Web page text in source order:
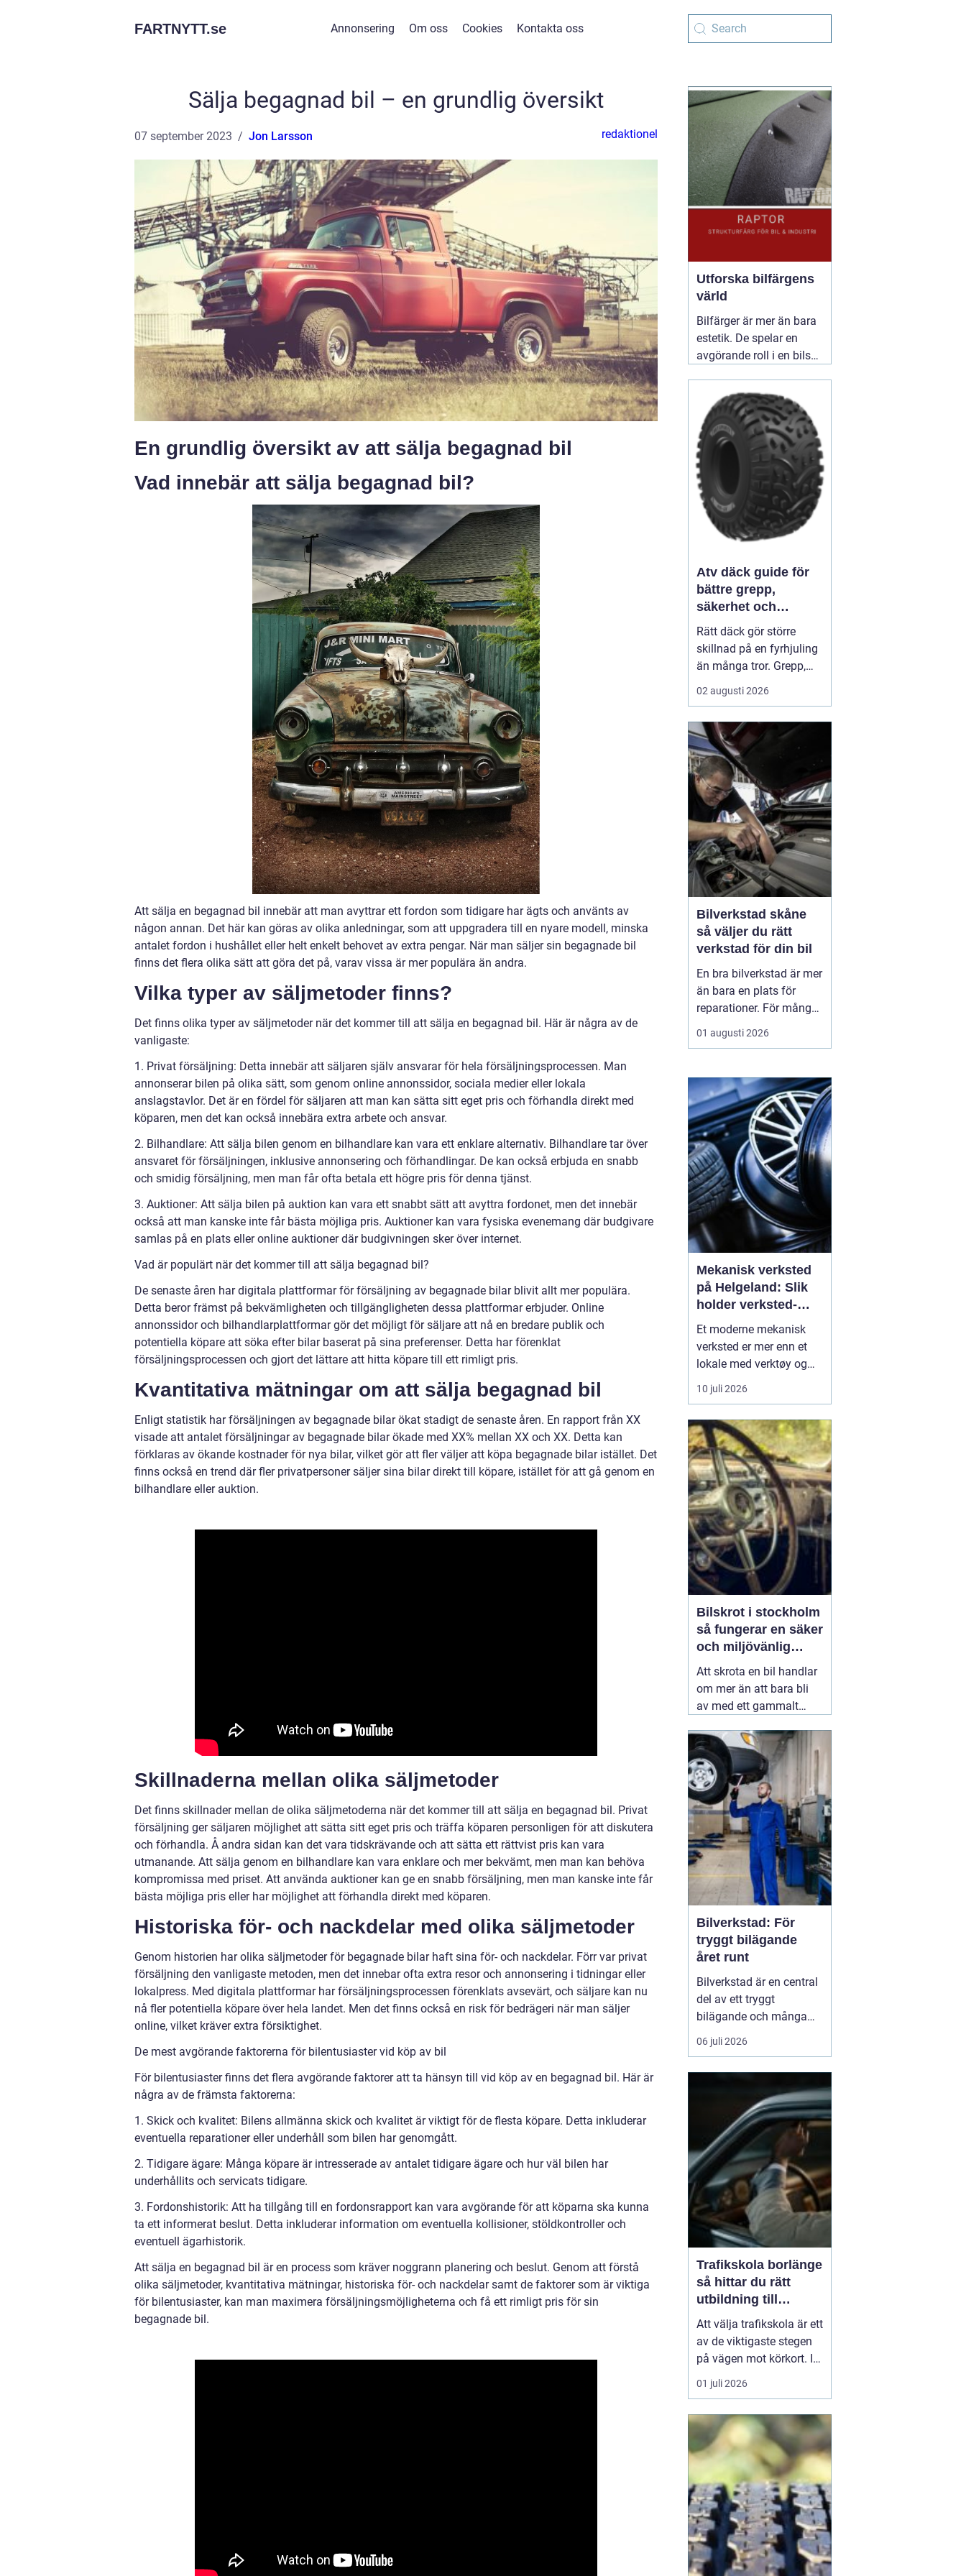
FARTNYTT.se Annonsering Om oss Cookies Kontakta oss
Sälja begagnad bil – en grundlig översikt
07 september 2023 Jon Larsson redaktionel
En grundlig översikt av att sälja begagnad bil
Vad innebär att sälja begagnad bil?
Att sälja en begagnad bil innebär att man avyttrar ett fordon som tidigare har ägts och använts av
någon annan. Det här kan göras av olika anledningar, som att uppgradera till en nyare modell, minska
antalet fordon i hushållet eller helt enkelt behovet av extra pengar. När man säljer sin begagnade bil
finns det flera olika sätt att göra det på, varav vissa är mer populära än andra.
Vilka typer av säljmetoder finns?
Det finns olika typer av säljmetoder när det kommer till att sälja en begagnad bil. Här är några av de
vanligaste:
1. Privat försäljning: Detta innebär att säljaren själv ansvarar för hela försäljningsprocessen. Man
annonserar bilen på olika sätt, som genom online annonssidor, sociala medier eller lokala
anslagstavlor. Det är en fördel för säljaren att man kan sätta sitt eget pris och förhandla direkt med
köparen, men det kan också innebära extra arbete och ansvar.
2. Bilhandlare: Att sälja bilen genom en bilhandlare kan vara ett enklare alternativ. Bilhandlare tar över
ansvaret för försäljningen, inklusive annonsering och förhandlingar. De kan också erbjuda en snabb
och smidig försäljning, men man får ofta betala ett högre pris för denna tjänst.
3. Auktioner: Att sälja bilen på auktion kan vara ett snabbt sätt att avyttra fordonet, men det innebär
också att man kanske inte får bästa möjliga pris. Auktioner kan vara fysiska evenemang där budgivare
samlas på en plats eller online auktioner där budgivningen sker över internet.
Vad är populärt när det kommer till att sälja begagnad bil?
De senaste åren har digitala plattformar för försäljning av begagnade bilar blivit allt mer populära.
Detta beror främst på bekvämligheten och tillgängligheten dessa plattformar erbjuder. Online
annonssidor och bilhandlarplattformar gör det möjligt för säljare att nå en bredare publik och
potentiella köpare att söka efter bilar baserat på sina preferenser. Detta har förenklat
försäljningsprocessen och gjort det lättare att hitta köpare till ett rimligt pris.
Kvantitativa mätningar om att sälja begagnad bil
Enligt statistik har försäljningen av begagnade bilar ökat stadigt de senaste åren. En rapport från XX
visade att antalet försäljningar av begagnade bilar ökade med XX% mellan XX och XX. Detta kan
förklaras av ökande kostnader för nya bilar, vilket gör att fler väljer att köpa begagnade bilar istället. Det
finns också en trend där fler privatpersoner säljer sina bilar direkt till köpare, istället för att gå genom en
bilhandlare eller auktion.
Skillnaderna mellan olika säljmetoder
Det finns skillnader mellan de olika säljmetoderna när det kommer till att sälja en begagnad bil. Privat
försäljning ger säljaren möjlighet att sätta sitt eget pris och träffa köparen personligen för att diskutera
och förhandla. Å andra sidan kan det vara tidskrävande och att sätta ett rättvist pris kan vara
utmanande. Att sälja genom en bilhandlare kan vara enklare och mer bekvämt, men man kan behöva
kompromissa med priset. Att använda auktioner kan ge en snabb försäljning, men man kanske inte får
bästa möjliga pris eller har möjlighet att förhandla direkt med köparen.
Historiska för- och nackdelar med olika säljmetoder
Genom historien har olika säljmetoder för begagnade bilar haft sina för- och nackdelar. Förr var privat
försäljning den vanligaste metoden, men det innebar ofta extra resor och annonsering i tidningar eller
lokalpress. Med digitala plattformar har försäljningsprocessen förenklats avsevärt, och säljare kan nu
nå fler potentiella köpare över hela landet. Men det finns också en risk för bedrägeri när man säljer
online, vilket kräver extra försiktighet.
De mest avgörande faktorerna för bilentusiaster vid köp av bil
För bilentusiaster finns det flera avgörande faktorer att ta hänsyn till vid köp av en begagnad bil. Här är
några av de främsta faktorerna:
1. Skick och kvalitet: Bilens allmänna skick och kvalitet är viktigt för de flesta köpare. Detta inkluderar
eventuella reparationer eller underhåll som bilen har genomgått.
2. Tidigare ägare: Många köpare är intresserade av antalet tidigare ägare och hur väl bilen har
underhållits och servicats tidigare.
3. Fordonshistorik: Att ha tillgång till en fordonsrapport kan vara avgörande för att köparna ska kunna
ta ett informerat beslut. Detta inkluderar information om eventuella kollisioner, stöldkontroller och
eventuell ägarhistorik.
Att sälja en begagnad bil är en process som kräver noggrann planering och beslut. Genom att förstå
olika säljmetoder, kvantitativa mätningar, historiska för- och nackdelar samt de faktorer som är viktiga
för bilentusiaster, kan man maximera försäljningsmöjligheterna och få ett rimligt pris för sin
begagnade bil.
Utforska bilfärgens
värld
Bilfärger är mer än bara
estetik. De spelar en
avgörande roll i en bils
man ser en blank röd
sportbil susa förbi,
väcker den en viss
känsla - spänning,
passion, hastighet.03
augusti 2026
Atv däck guide för
bättre grepp,
säkerhet och
körglädje
Rätt däck gör större
skillnad på en fyrhjuling
än många tror. Grepp,
komfort, stabilitet och
hur snabbt däcken slits
vilket mönster, vilken
dimension och vilket
lufttryck som används.
För arbete på gården, lek
i skogen eller kö...
02 augusti 2026
Bilverkstad skåne
så väljer du rätt
verkstad för din bil
En bra bilverkstad är mer
än bara en plats för
reparationer. För många
bilägare i Skåne handlar
valet av verkstad om
säkra resor året runt och
ett rimligt bilägande över
tid. När servicen sköts i
rätt tid, med rätt kunskap
och rä...
01 augusti 2026
Mekanisk verksted
på Helgeland: Slik
holder verksted-
maskiner i gang
Et moderne mekanisk
verksted er mer enn et
lokale med verktøy og
sveiseapparat. For
mange bedrifter er
som sørger for at
maskiner, kjøretøy og
produksjonsutstyr ikke
står stille. Når e...
10 juli 2026
Bilskrot i stockholm
så fungerar en säker
och miljövänlig
skrotning
Att skrota en bil handlar
om mer än att bara bli
av med ett gammalt
skrotning frigör plats,
minskar miljöpåverkan
och gör att värdefulla
resurser kan användas
igen. För den som söker
09 juli 2026
Bilverkstad: För
tryggt bilägande
året runt
Bilverkstad är en central
del av ett tryggt
bilägande och många
bilägare letar efter en
partner som kan hjälpa
livslängd. En modern
verkstad kombinerar
teknisk kompetens, rätt
utrustning och ...
06 juli 2026
Trafikskola borlänge
så hittar du rätt
utbildning till
körkortet
Att välja trafikskola är ett
av de viktigaste stegen
på vägen mot körkort. I
Borlänge finns flera
alternativ, men
kan vara stora. Den som
vill hitta en trafikskola i
Borlänge som passar
både plånbok, tidsplan
och sätt att lära...
01 juli 2026